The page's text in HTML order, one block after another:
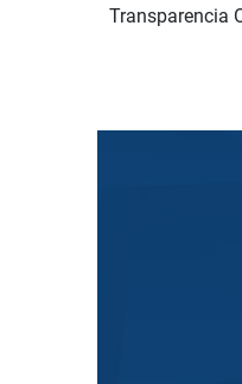
Transparencia